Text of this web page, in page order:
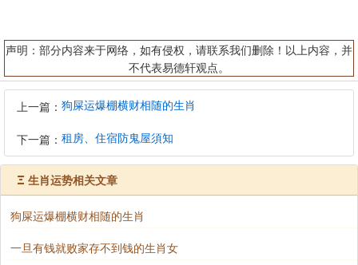
声明：部分内容来于网络，如有侵权，请联系我们删除！以上内容，并
不代表易德轩观点。
上一篇： 狗屎运爆棚横财相随的生肖
下一篇： 租房、住宿防鬼屋須知
Ξ 生肖运势相关文章
狗屎运爆棚横财相随的生肖
一旦有钱就败家存不到钱的生肖女